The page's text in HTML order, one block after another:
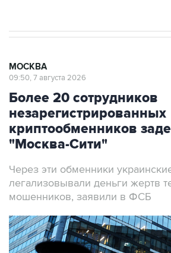
МОСКВА
09:50, 7 августа 2026
Более 20 сотрудников
незарегистрированных
криптообменников
"Москва-Сити"
Через эти обменники
легализовывали деньги жертв
мошенников, заявили в ФСБ